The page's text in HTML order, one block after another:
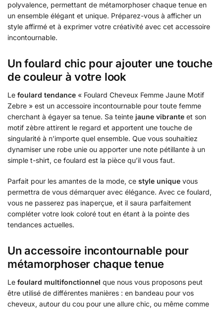
polyvalence, permettant de métamorphoser chaque tenue en
un ensemble élégant et unique. Préparez-vous à afficher un
style affirmé et à exprimer votre créativité avec cet accessoire
incontournable.
Un foulard chic pour ajouter une touche
de couleur à votre look
Le foulard tendance « Foulard Cheveux Femme Jaune Motif
Zebre » est un accessoire incontournable pour toute femme
cherchant à égayer sa tenue. Sa teinte jaune vibrante et son
motif zèbre attirent le regard et apportent une touche de
singularité à n’importe quel ensemble. Que vous souhaitiez
dynamiser une robe unie ou apporter une note pétillante à un
simple t-shirt, ce foulard est la pièce qu’il vous faut.
Parfait pour les amantes de la mode, ce style unique vous
permettra de vous démarquer avec élégance. Avec ce foulard,
vous ne passerez pas inaperçue, et il saura parfaitement
compléter votre look coloré tout en étant à la pointe des
tendances actuelles.
Un accessoire incontournable pour
métamorphoser chaque tenue
Le foulard multifonctionnel que nous vous proposons peut
être utilisé de différentes manières : en bandeau pour vos
cheveux, autour du cou pour une allure chic, ou même comme